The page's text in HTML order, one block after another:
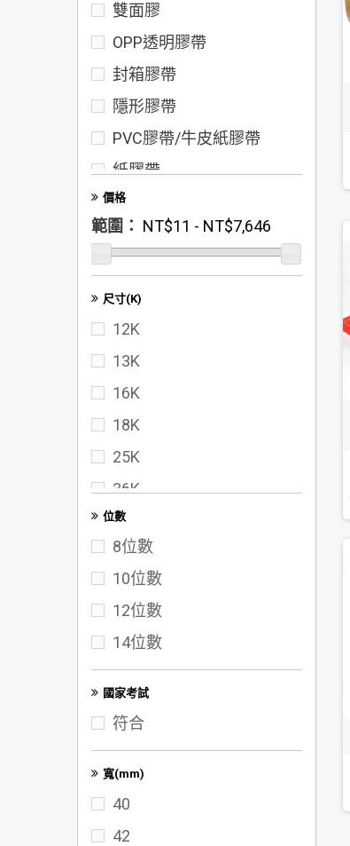
雙面膠
OPP透明膠帶
封箱膠帶
隱形膠帶
PVC膠帶/牛皮紙膠帶
紙膠帶
整箱膠帶批發
泡棉膠
螢光標示膠帶
晶晶膠帶
迷你膠帶
彩色膠帶
電器膠帶
書背膠帶/布膠帶
價格
範圍： NT$11 - NT$7,646
尺寸(K)
12K
13K
16K
18K
25K
36K
40K
50K
60K
72K
100K
位數
8位數
10位數
12位數
14位數
國家考試
符合
寬(mm)
40
42